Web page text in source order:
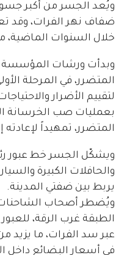
ويُعد الجسر من أكبر
ضفاف نهر الفرات، وقد
خلال السنوات الماضية،
وبدأت ورشات المؤسسة
المتضرر، في المرحلة
لتقييم الأضرار
بعمليات صب الخرسانة
المتضرر، تمهيداً لإعادته
ويشكّل الجسر خط عبور
والحافلات الكبيرة
يربط بين ضفتي المدينة.
ويُضطر أصحاب الشاحنات
الطبقة غرب الرقة،
عبر سد الفرات، ما يزيد
في أسعار البضائع داخل